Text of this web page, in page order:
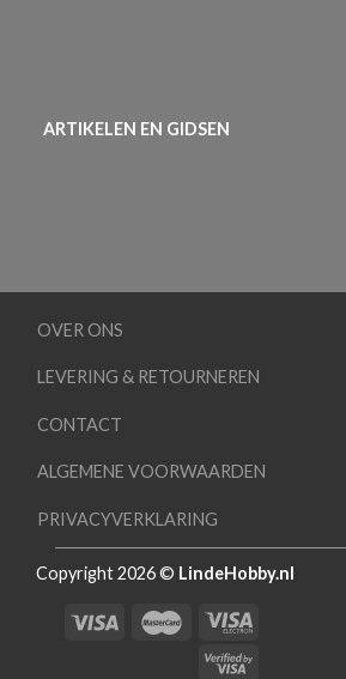
ARTIKELEN EN GIDSEN
OVER ONS
LEVERING & RETOURNEREN
CONTACT
ALGEMENE VOORWAARDEN
PRIVACYVERKLARING
Copyright 2026 © LindeHobby.nl